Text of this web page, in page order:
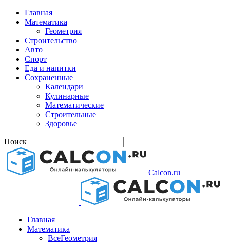
Главная
Математика
Геометрия
Строительство
Авто
Спорт
Еда и напитки
Сохраненные
Календари
Кулинарные
Математические
Строительные
Здоровье
Поиск
Calcon.ru
Главная
Математика
ВсеГеометрия